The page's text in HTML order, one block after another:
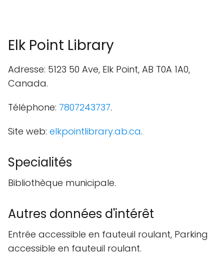
Elk Point Library
Adresse: 5123 50 Ave, Elk Point, AB T0A 1A0,
Canada.
Téléphone: 7807243737.
Site web: elkpointlibrary.ab.ca.
Specialités
Bibliothèque municipale.
Autres données d'intérêt
Entrée accessible en fauteuil roulant, Parking
accessible en fauteuil roulant.